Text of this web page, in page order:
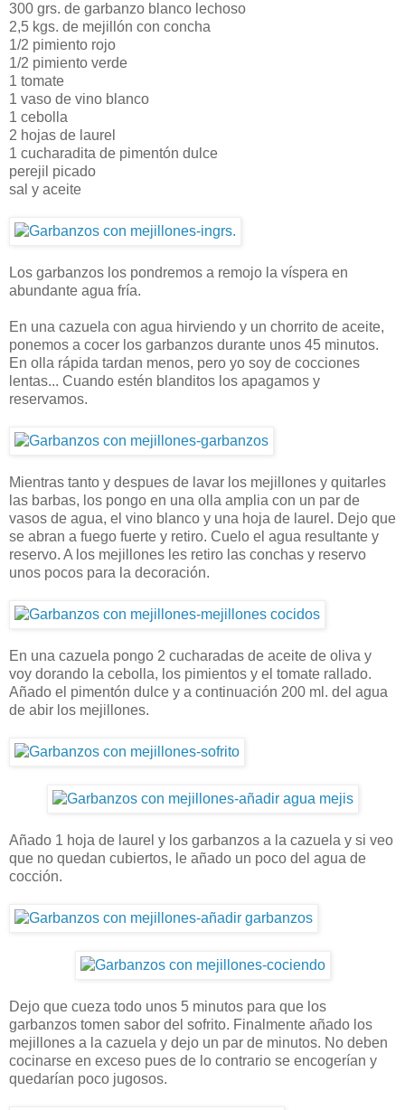
300 grs. de garbanzo blanco lechoso
2,5 kgs. de mejillón con concha
1/2 pimiento rojo
1/2 pimiento verde
1 tomate
1 vaso de vino blanco
1 cebolla
2 hojas de laurel
1 cucharadita de pimentón dulce
perejil picado
sal y aceite
Los garbanzos los pondremos a remojo la víspera en
abundante agua fría.
En una cazuela con agua hirviendo y un chorrito de aceite,
ponemos a cocer los garbanzos durante unos 45 minutos.
En olla rápida tardan menos, pero yo soy de cocciones
lentas... Cuando estén blanditos los apagamos y
reservamos.
Mientras tanto y despues de lavar los mejillones y quitarles
las barbas, los pongo en una olla amplia con un par de
vasos de agua, el vino blanco y una hoja de laurel. Dejo que
se abran a fuego fuerte y retiro. Cuelo el agua resultante y
reservo. A los mejillones les retiro las conchas y reservo
unos pocos para la decoración.
En una cazuela pongo 2 cucharadas de aceite de oliva y
voy dorando la cebolla, los pimientos y el tomate rallado.
Añado el pimentón dulce y a continuación 200 ml. del agua
de abir los mejillones.
Añado 1 hoja de laurel y los garbanzos a la cazuela y si veo
que no quedan cubiertos, le añado un poco del agua de
cocción.
Dejo que cueza todo unos 5 minutos para que los
garbanzos tomen sabor del sofrito. Finalmente añado los
mejillones a la cazuela y dejo un par de minutos. No deben
cocinarse en exceso pues de lo contrario se encogerían y
quedarían poco jugosos.